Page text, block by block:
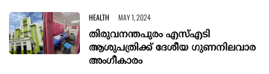
HEALTH MAY 1, 2024
തിരുവനന്തപുരം എസ്എടി
ആശുപത്രിക്ക് ദേശീയ ഗുണനിലവാര
അംഗീകാരം